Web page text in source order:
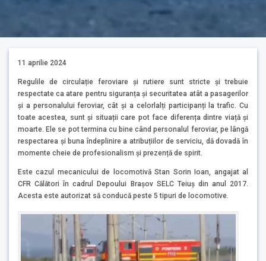
11 aprilie 2024
Regulile de circulație feroviare și rutiere sunt stricte și trebuie
respectate ca atare pentru siguranța și securitatea atât a pasagerilor
și a personalului feroviar, cât și a celorlalți participanți la trafic. Cu
toate acestea, sunt și situații care pot face diferența dintre viață și
moarte. Ele se pot termina cu bine când personalul feroviar, pe lângă
respectarea și buna îndeplinire a atribuțiilor de serviciu, dă dovadă în
momente cheie de profesionalism și prezență de spirit.
Este cazul mecanicului de locomotivă Stan Sorin Ioan, angajat al
CFR Călători în cadrul Depoului Brașov SELC Teiuș din anul 2017.
Acesta este autorizat să conducă peste 5 tipuri de locomotive.